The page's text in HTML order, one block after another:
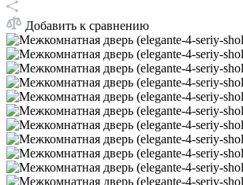
Добавить к сравнению